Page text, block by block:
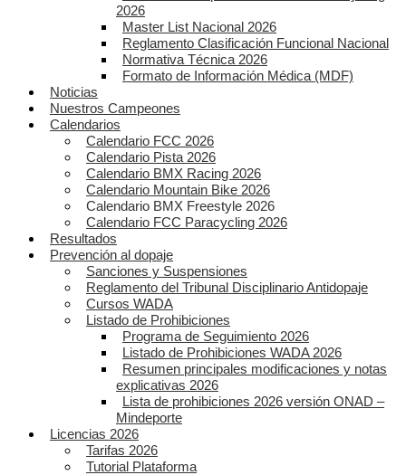
2026
Master List Nacional 2026
Reglamento Clasificación Funcional Nacional
Normativa Técnica 2026
Formato de Información Médica (MDF)
Noticias
Nuestros Campeones
Calendarios
Calendario FCC 2026
Calendario Pista 2026
Calendario BMX Racing 2026
Calendario Mountain Bike 2026
Calendario BMX Freestyle 2026
Calendario FCC Paracycling 2026
Resultados
Prevención al dopaje
Sanciones y Suspensiones
Reglamento del Tribunal Disciplinario Antidopaje
Cursos WADA
Listado de Prohibiciones
Programa de Seguimiento 2026
Listado de Prohibiciones WADA 2026
Resumen principales modificaciones y notas
explicativas 2026
Lista de prohibiciones 2026 versión ONAD –
Mindeporte
Licencias 2026
Tarifas 2026
Tutorial Plataforma